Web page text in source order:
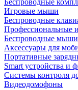
Беспроводные
Игровые мыши
Беспроводные
Профессиональные
Беспроводные мыши
Аксессуары для
Портативные
Smart устройства и
Системы контроля
Видеодомофоны